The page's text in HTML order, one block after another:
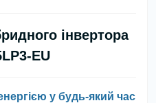
інвертора
EU
у будь-який час